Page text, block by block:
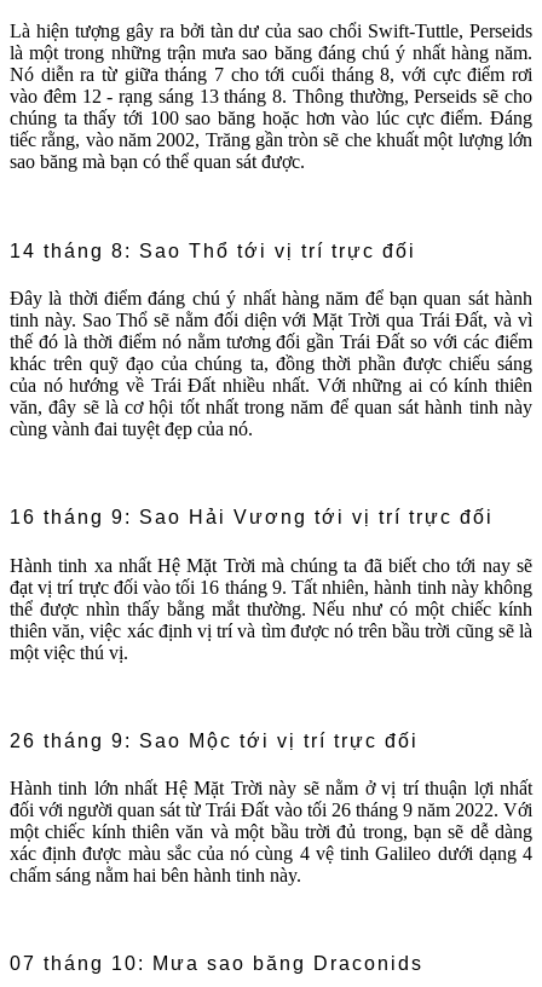
Là hiện tượng gây ra bởi tàn dư của sao chổi Swift-Tuttle, Perseids
là một trong những trận mưa sao băng đáng chú ý nhất hàng năm.
Nó diễn ra từ giữa tháng 7 cho tới cuối tháng 8, với cực điểm rơi
vào đêm 12 - rạng sáng 13 tháng 8. Thông thường, Perseids sẽ cho
chúng ta thấy tới 100 sao băng hoặc hơn vào lúc cực điểm. Đáng
tiếc rằng, vào năm 2002, Trăng gần tròn sẽ che khuất một lượng lớn
sao băng mà bạn có thể quan sát được.
14 tháng 8: Sao Thổ tới vị trí trực đối
Đây là thời điểm đáng chú ý nhất hàng năm để bạn quan sát hành
tinh này. Sao Thổ sẽ nằm đối diện với Mặt Trời qua Trái Đất, và vì
thế đó là thời điểm nó nằm tương đối gần Trái Đất so với các điểm
khác trên quỹ đạo của chúng ta, đồng thời phần được chiếu sáng
của nó hướng về Trái Đất nhiều nhất. Với những ai có kính thiên
văn, đây sẽ là cơ hội tốt nhất trong năm để quan sát hành tinh này
cùng vành đai tuyệt đẹp của nó.
16 tháng 9: Sao Hải Vương tới vị trí trực đối
Hành tinh xa nhất Hệ Mặt Trời mà chúng ta đã biết cho tới nay sẽ
đạt vị trí trực đối vào tối 16 tháng 9. Tất nhiên, hành tinh này không
thể được nhìn thấy bằng mắt thường. Nếu như có một chiếc kính
thiên văn, việc xác định vị trí và tìm được nó trên bầu trời cũng sẽ là
một việc thú vị.
26 tháng 9: Sao Mộc tới vị trí trực đối
Hành tinh lớn nhất Hệ Mặt Trời này sẽ nằm ở vị trí thuận lợi nhất
đối với người quan sát từ Trái Đất vào tối 26 tháng 9 năm 2022. Với
một chiếc kính thiên văn và một bầu trời đủ trong, bạn sẽ dễ dàng
xác định được màu sắc của nó cùng 4 vệ tinh Galileo dưới dạng 4
chấm sáng nằm hai bên hành tinh này.
07 tháng 10: Mưa sao băng Draconids